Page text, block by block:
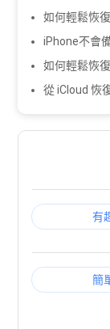
如何輕鬆恢
iPhone不會
如何輕鬆恢
從 iCloud 恢
有
簡